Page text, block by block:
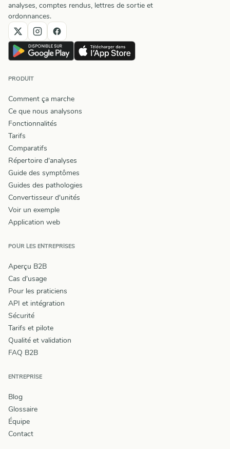
analyses, comptes rendus, lettres de sortie et
ordonnances.
PRODUIT
Comment ça marche
Ce que nous analysons
Fonctionnalités
Tarifs
Comparatifs
Répertoire d'analyses
Guide des symptômes
Guides des pathologies
Convertisseur d'unités
Voir un exemple
Application web
POUR LES ENTREPRISES
Aperçu B2B
Cas d'usage
Pour les praticiens
API et intégration
Sécurité
Tarifs et pilote
Qualité et validation
FAQ B2B
ENTREPRISE
Blog
Glossaire
Équipe
Contact